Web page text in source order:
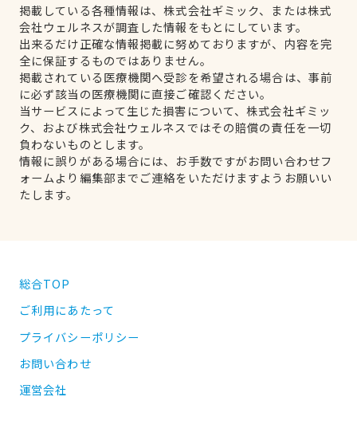
掲載している各種情報は、株式会社ギミック、または株式
会社ウェルネスが調査した情報をもとにしています。
出来るだけ正確な情報掲載に努めておりますが、内容を完
全に保証するものではありません。
掲載されている医療機関へ受診を希望される場合は、事前
に必ず該当の医療機関に直接ご確認ください。
当サービスによって生じた損害について、株式会社ギミッ
ク、および株式会社ウェルネスではその賠償の責任を一切
負わないものとします。
情報に誤りがある場合には、お手数ですがお問い合わせフ
ォームより編集部までご連絡をいただけますようお願いい
たします。
総合TOP
ご利用にあたって
プライバシーポリシー
お問い合わせ
運営会社